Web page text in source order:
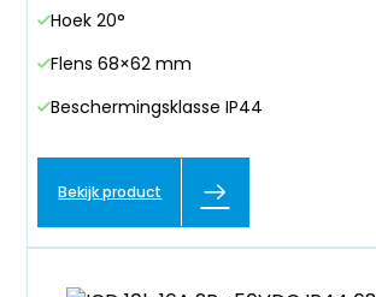
Hoek 20°
Flens 68×62 mm
Beschermingsklasse IP44
Bekijk product